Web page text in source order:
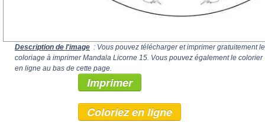
Description de l'image : Vous pouvez télécharger et imprimer gratuitement le
coloriage à imprimer Mandala Licorne 15. Vous pouvez également le colorier
en ligne au bas de cette page.
Imprimer
Coloriez en ligne